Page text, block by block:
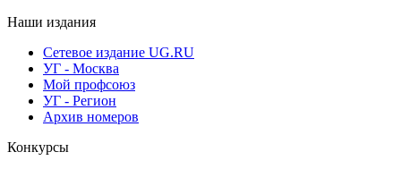
Наши издания
Сетевое издание UG.RU
УГ - Москва
Мой профсоюз
УГ - Регион
Архив номеров
Конкурсы